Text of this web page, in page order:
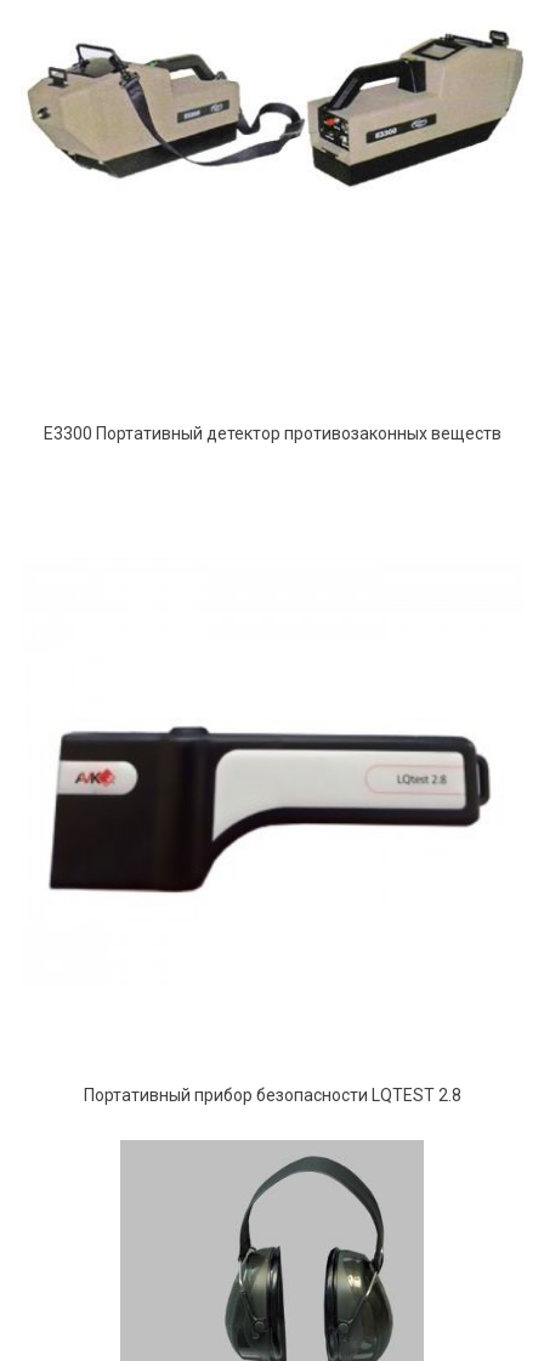
E3300 Портативный детектор противозаконных веществ
Портативный прибор безопасности LQTEST 2.8